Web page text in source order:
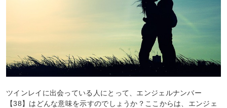
ツインレイに出会っている人にとって、エンジェルナンバー
【38】はどんな意味を示すのでしょうか？ここからは、エンジェ